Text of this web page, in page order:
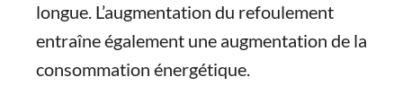
longue. L’augmentation du refoulement
entraîne également une augmentation de la
consommation énergétique.